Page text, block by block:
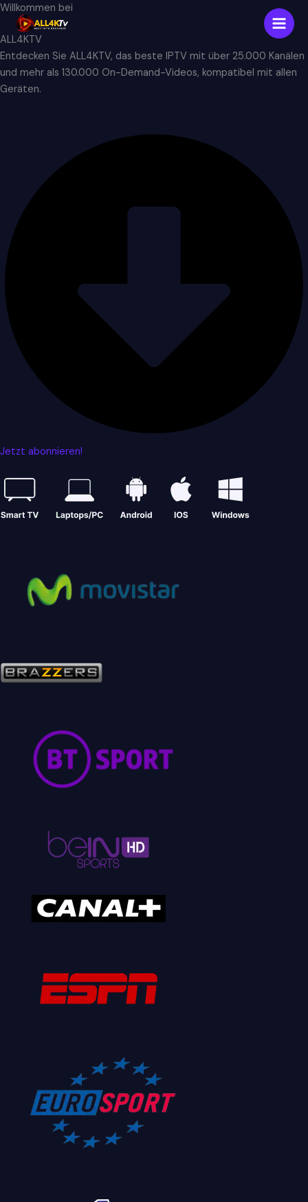
Skip
content
Willkommen bei
ALL4KTV
Entdecken Sie ALL4KTV, das beste IPTV mit über 25.000 Kanälen
und mehr als 130.000 On-Demand-Videos, kompatibel mit allen
Geräten.
Jetzt abonnieren!